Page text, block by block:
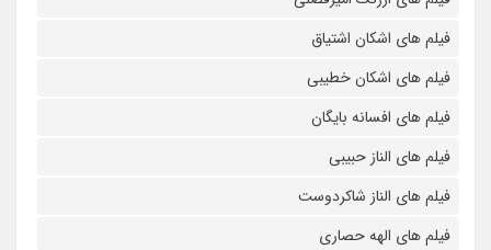
فیلم های اشکان اشتیاق
فیلم های اشکان خطیبی
فیلم های افسانه بایگان
فیلم های الناز حبیبی
فیلم های الناز شاکردوست
فیلم های الهه حصاری